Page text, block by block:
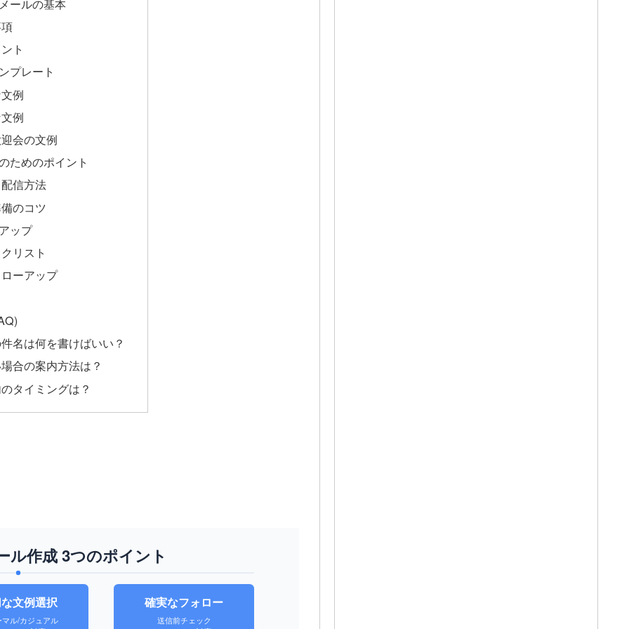
ト
プレート
例
例
会の文例
ためのポイント
信方法
のコツ
ップ
リスト
ーアップ
名は何を書けばいい？
合の案内方法は？
タイミングは？
ル作成 3つのポイント
文例選択
ル/カジュアル
確実なフォロー
送信前チェック